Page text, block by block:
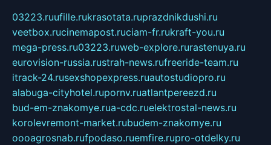
03223.ruufille.rukrasotata.ruprazdnikdushi.ru
veetbox.rucinemapost.ruciam-fr.rukraft-you.ru
mega-press.ru03223.ruweb-explore.rurastenuya.ru
eurovision-russia.rustrah-news.rufreeride-team.ru
itrack-24.rusexshopexpress.ruautostudiopro.ru
alabuga-cityhotel.rupornv.ruatlantpereezd.ru
bud-em-znakomye.rua-cdc.ruelektrostal-news.ru
korolevremont-market.rubudem-znakomye.ru
oooagrosnab.rufpodaso.ruemfire.rupro-otdelky.ru